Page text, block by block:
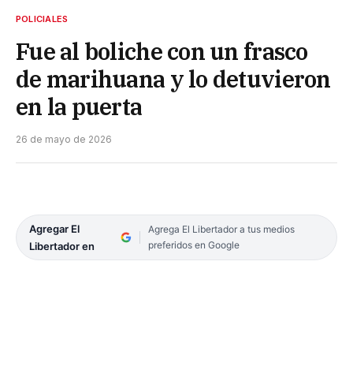
POLICIALES
Fue al boliche con un frasco
de marihuana y lo detuvieron
en la puerta
26 de mayo de 2026
Agregar El
Libertador en
Agrega El Libertador a tus medios
preferidos en Google